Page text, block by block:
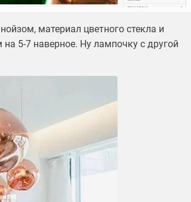
материал цветного стекла и
5-7 наверное. Ну лампочку с другой